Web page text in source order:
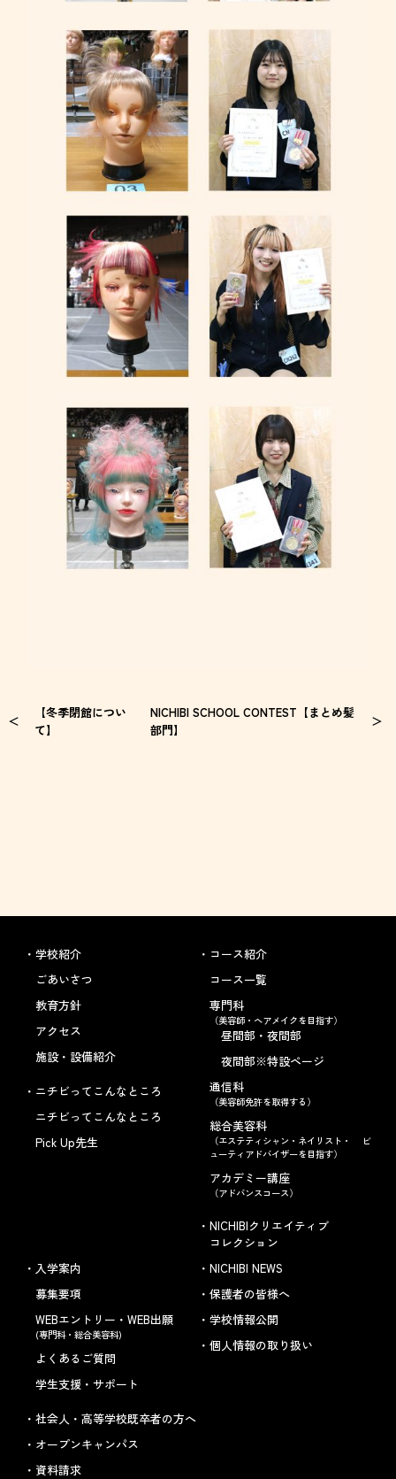
【冬季閉館につい
て】
NICHIBI SCHOOL CONTEST【まとめ髪
部門】
学校紹介
ごあいさつ
教育方針
アクセス
施設・設備紹介
ニチビってこんなところ
ニチビってこんなところ
Pick Up先生
コース紹介
コース一覧
専門科
（美容師・ヘアメイクを目指す）
昼間部・夜間部
夜間部※特設ページ
通信科
（美容師免許を取得する）
総合美容科
（エステティシャン・ネイリスト・ ビ
ューティアドバイザーを目指す）
アカデミー講座
（アドバンスコース）
NICHIBIクリエイティブ
コレクション
入学案内
募集要項
WEBエントリー・WEB出願
(専門科・総合美容科)
よくあるご質問
学生支援・サポート
社会人・高等学校既卒者の方へ
オープンキャンパス
資料請求
NICHIBI NEWS
保護者の皆様へ
学校情報公開
個人情報の取り扱い